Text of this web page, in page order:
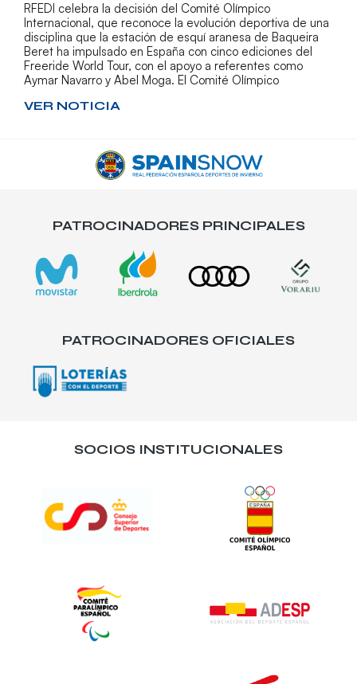
RFEDI celebra la decisión del Comité Olímpico
Internacional, que reconoce la evolución deportiva de una
disciplina que la estación de esquí aranesa de Baqueira
Beret ha impulsado en España con cinco ediciones del
Freeride World Tour, con el apoyo a referentes como
Aymar Navarro y Abel Moga. El Comité Olímpico
VER NOTICIA
PATROCINADORES PRINCIPALES
PATROCINADORES OFICIALES
SOCIOS INSTITUCIONALES